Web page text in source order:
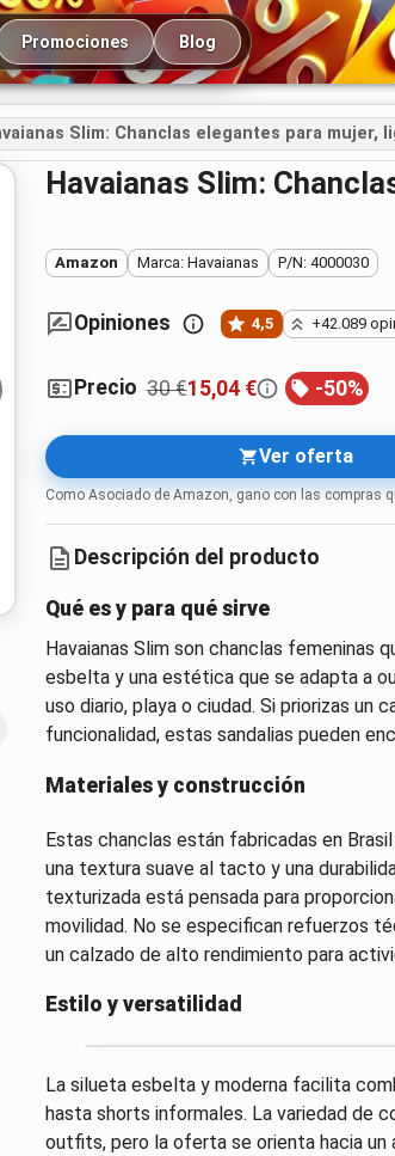
Promociones Blog
Slim: Chanclas elegantes para mujer,
Havaianas Slim:
Amazon Marca: Havaianas P/N: 4000030
Opiniones 4,5 +42.089
Precio 30 €15,04 € -50%
Ver oferta
Como Asociado de Amazon, gano con las compras
Descripción del producto
Qué es y para qué sirve
Havaianas Slim son chanclas femeninas
esbelta y una estética que se adapta a
uso diario, playa o ciudad. Si priorizas un
funcionalidad, estas sandalias pueden
Materiales y construcción
Estas chanclas están fabricadas en
una textura suave al tacto y una
texturizada está pensada para
movilidad. No se especifican refuerzos
un calzado de alto rendimiento para
Estilo y versatilidad
La silueta esbelta y moderna facilita
hasta shorts informales. La variedad de
outfits, pero la oferta se orienta hacia